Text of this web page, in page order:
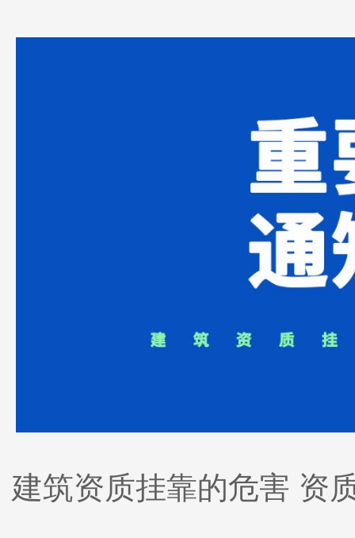
建筑资质挂靠的危害 资